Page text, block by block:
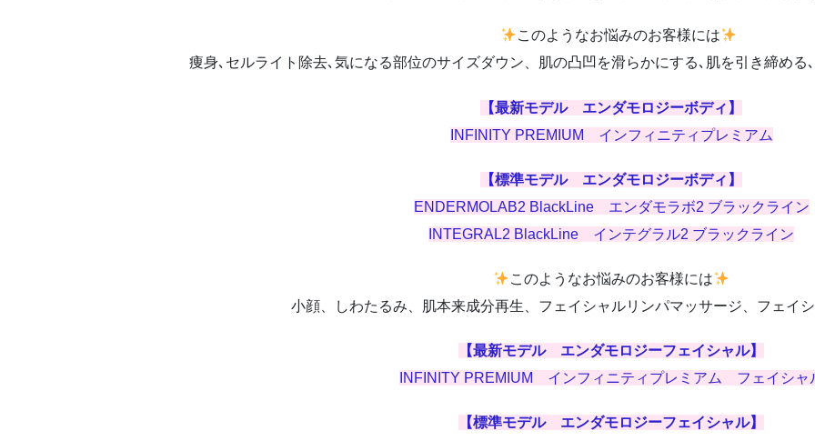
このようなお悩みのお客様には
痩身､セルライト除去､気になる部位のサイズダウン、肌の凸凹を滑らかにする､肌を引き締め
【最新モデル エンダモロジーボディ】
INFINITY PREMIUM インフィニティプレミアム
【標準モデル エンダモロジーボディ】
ENDERMOLAB2 BlackLine エンダモラボ2 ブラックライン
INTEGRAL2 BlackLine インテグラル2 ブラックライン
このようなお悩みのお客様には
小顔、しわたるみ、肌本来成分再生、フェイシャルリンパマッサージ、フェイ
【最新モデル エンダモロジーフェイシャル】
INFINITY PREMIUM インフィニティプレミアム フェイシャ
【標準モデル エンダモロジーフェイシャル】